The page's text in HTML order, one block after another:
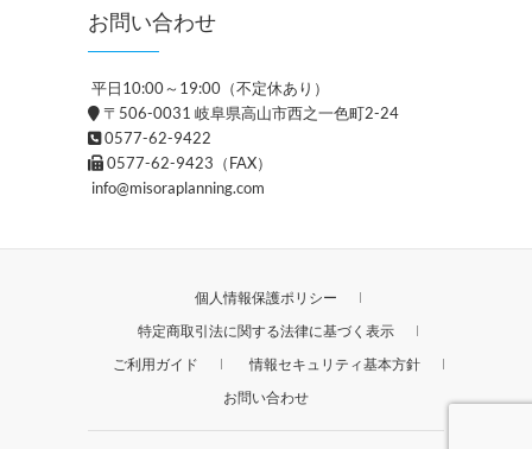
お問い合わせ
平日10:00～19:00（不定休あり）
〒506-0031 岐阜県高山市西之一色町2-24
0577-62-9422
0577-62-9423（FAX）
info@misoraplanning.com
個人情報保護ポリシー
特定商取引法に関する法律に基づく表示
ご利用ガイド
情報セキュリティ基本方針
お問い合わせ